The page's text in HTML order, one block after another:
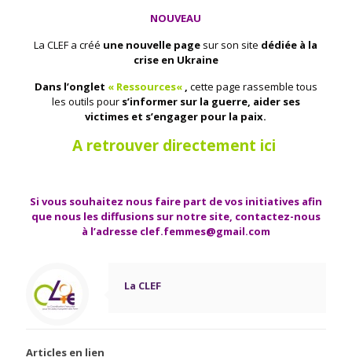
NOUVEAU
La CLEF a créé une nouvelle page sur son site dédiée à la
crise en Ukraine
Dans l’onglet « Ressources« , cette page rassemble tous
les outils pour s’informer sur la guerre, aider ses
victimes et s’engager pour la paix.
A retrouver directement ici
Si vous souhaitez nous faire part de vos initiatives afin
que nous les diffusions sur notre site, contactez-nous
à l’adresse clef.femmes@gmail.com
La CLEF
Articles en lien